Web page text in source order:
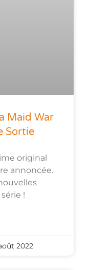
Maid War
Sortie
original
annoncée.
!
2022